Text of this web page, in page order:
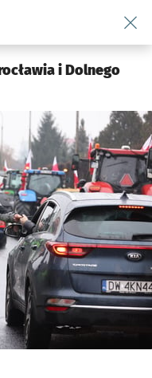
Komunikacja
i Dolnego